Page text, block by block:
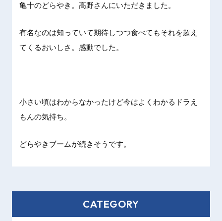
亀十のどらやき。高野さんにいただきました。
有名なのは知っていて期待しつつ食べてもそれを超え
てくるおいしさ。感動でした。
小さい頃はわからなかったけど今はよくわかるドラえ
もんの気持ち。
どらやきブームが続きそうです。
CATEGORY